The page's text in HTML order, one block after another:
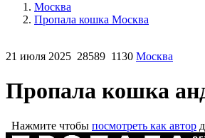
Москва
Пропала кошка Москва
21 июля 2025 28589 1130 Москва
Пропала кошка
Нажмите чтобы посмотреть как автор